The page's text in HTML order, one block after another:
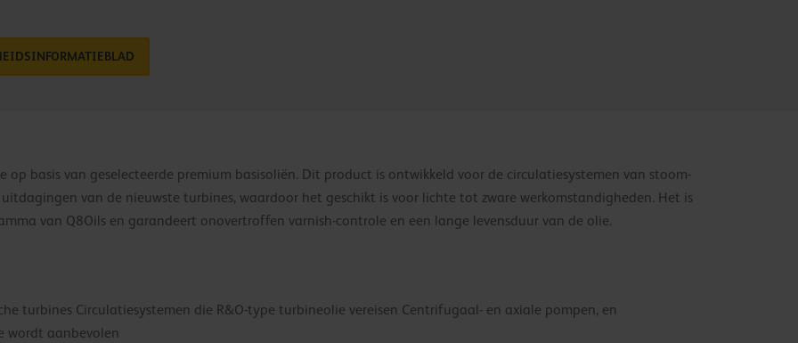
basis van geselecteerde premium basisoliën. Dit product is ontwikkeld voor de circulatiesystemen van stoom-
van de nieuwste turbines, waardoor het geschikt is voor lichte tot zware werkomstandigheden. Het is
van Q8Oils en garandeert onovertroffen varnish-controle en een lange levensduur van de olie.
turbines Circulatiesystemen die R&O-type turbineolie vereisen Centrifugaal- en axiale pompen, en
wordt aanbevolen